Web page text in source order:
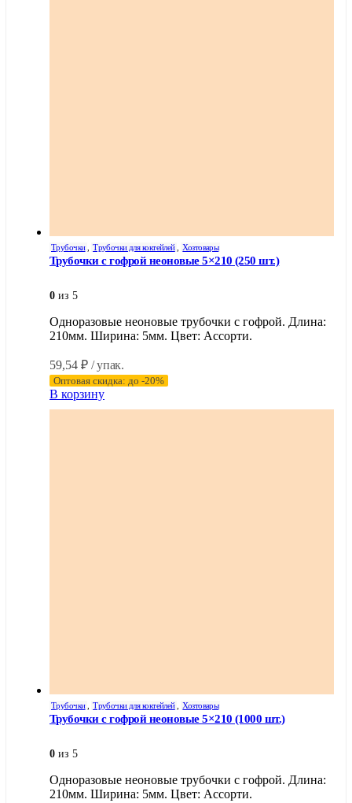
Трубочки , Трубочки для коктейлей, Хозтовары
Трубочки с гофрой неоновые 5×210 (250 шт.)
0 из 5
Одноразовые неоновые трубочки с гофрой. Длина:
210мм. Ширина: 5мм. Цвет: Ассорти.
59,54 ₽ / упак.
Оптовая скидка: до -20%
В корзину
Трубочки , Трубочки для коктейлей, Хозтовары
Трубочки с гофрой неоновые 5×210 (1000 шт.)
0 из 5
Одноразовые неоновые трубочки с гофрой. Длина:
210мм. Ширина: 5мм. Цвет: Ассорти.